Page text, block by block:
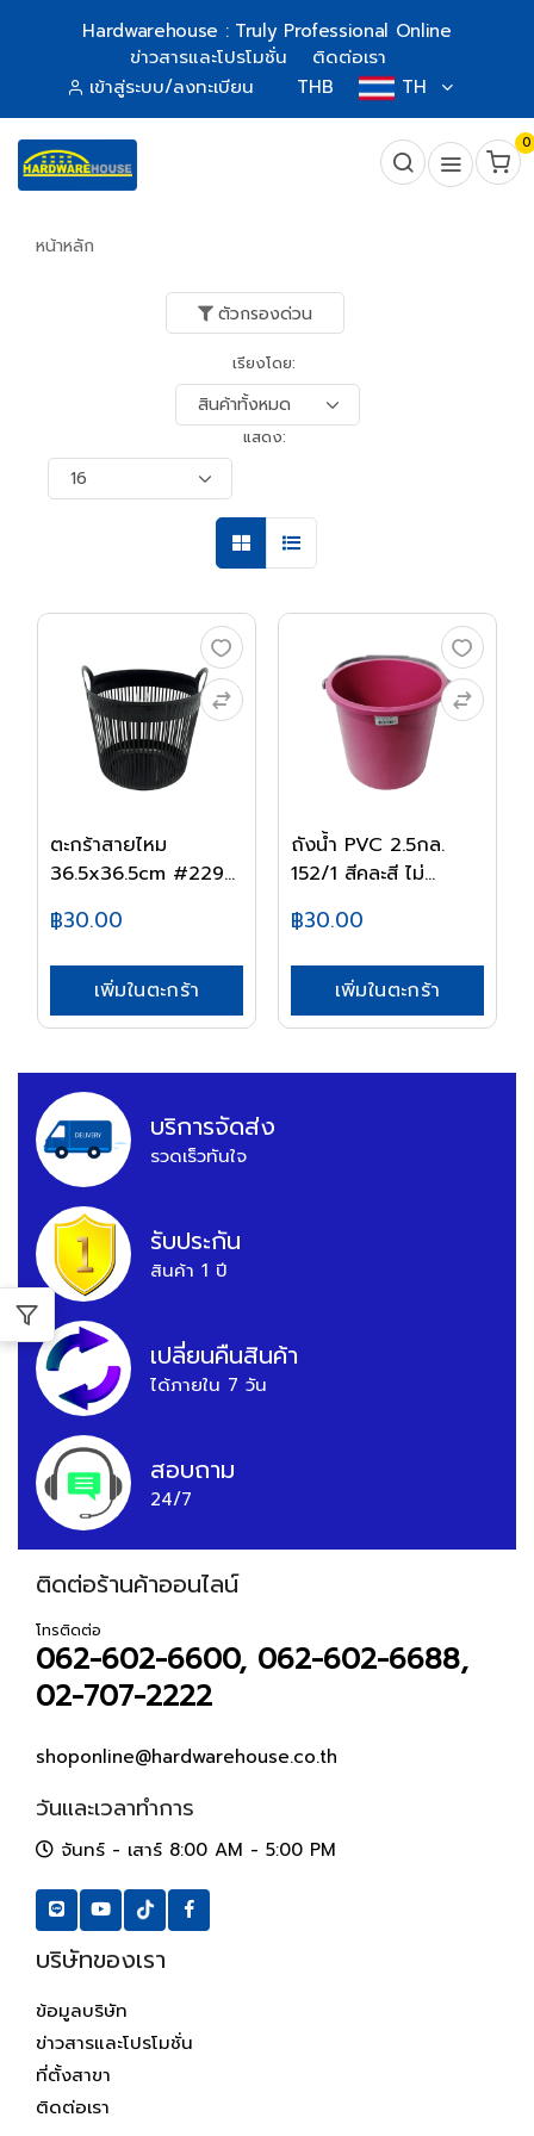
Hardwarehouse : Truly Professional Online
ข่าวสารและโปรโมชั่น
ติดต่อเรา
เข้าสู่ระบบ/ลงทะเบียน
THB TH
0
หน้าหลัก
ตัวกรองด่วน
เรียงโดย:
แสดง:
ตะกร้าสายไหม
36.5x36.5cm #229
฿30.00
เพิ่มในตะกร้า
ถังน้ำ PVC 2.5กล.
152/1 สีคละสี ไม่...
฿30.00
เพิ่มในตะกร้า
บริการจัดส่ง
รวดเร็วทันใจ
รับประกัน
สินค้า 1 ปี
เปลี่ยนคืนสินค้า
ได้ภายใน 7 วัน
สอบถาม
24/7
ติดต่อร้านค้าออนไลน์
โทรติดต่อ
062-602-6600, 062-602-6688,
02-707-2222
shoponline@hardwarehouse.co.th
วันและเวลาทำการ
จันทร์ - เสาร์ 8:00 AM - 5:00 PM
บริษัทของเรา
ข้อมูลบริษัท
ข่าวสารและโปรโมชั่น
ที่ตั้งสาขา
ติดต่อเรา